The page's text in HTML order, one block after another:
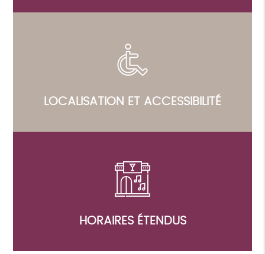
LOCALISATION ET ACCESSIBILITÉ
HORAIRES ÉTENDUS